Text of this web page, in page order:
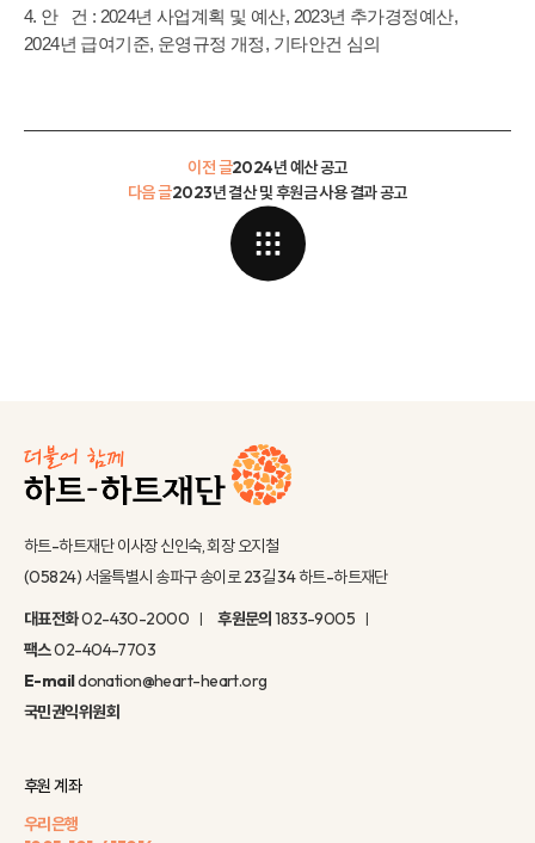
4. 안 건 : 2024년 사업계획 및 예산, 2023년 추가경정예산,
2024년 급여기준, 운영규정 개정, 기타안건 심의
이전 글2024년 예산 공고
2023년 결산 및 후원금 사용 결과 공고
다음 글
하트-하트재단 이사장 신인숙, 회장 오지철
(05824) 서울특별시 송파구 송이로 23길 34 하트-하트재단
대표전화02-430-2000 후원문의1833-9005
팩스02-404-7703
E-maildonation@heart-heart.org
국민권익위원회
후원 계좌
우리은행